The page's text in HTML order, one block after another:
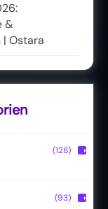
&
Ostara
(20)
(128) ▶
(93) ▶